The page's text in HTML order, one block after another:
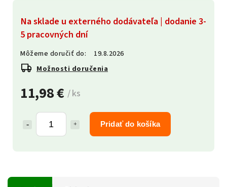
11,98 € / ks
Pridať do košíka
Na sklade u externého dodávateľa | dodanie 3-
5 pracovných dní
Môžeme doručiť do:
19.8.2026
Možnosti doručenia